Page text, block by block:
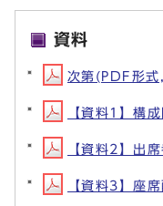
資料
次第(PDF形
【資料1】構
【資料2】出
【資料3】座